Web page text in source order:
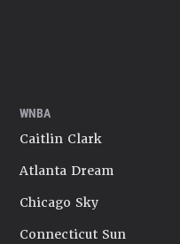
WNBA
Caitlin Clark
Atlanta Dream
Chicago Sky
Connecticut Sun